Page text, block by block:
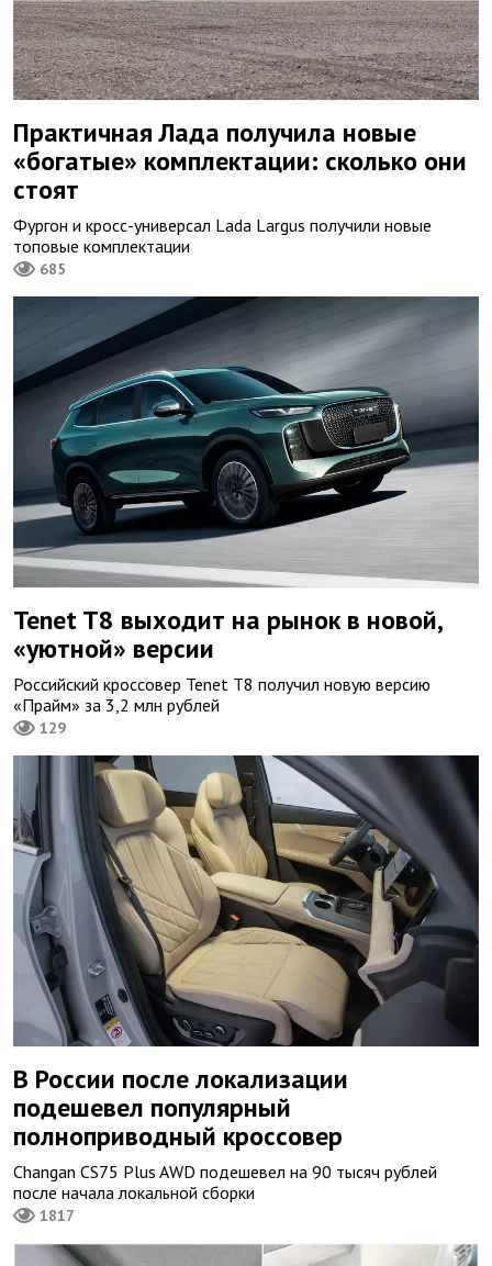
Практичная Лада получила новые
«богатые» комплектации: сколько они
стоят
Фургон и кросс-универсал Lada Largus получили новые
топовые комплектации
685
Tenet T8 выходит на рынок в новой,
«уютной» версии
Российский кроссовер Tenet T8 получил новую версию
«Прайм» за 3,2 млн рублей
129
В России после локализации
подешевел популярный
полноприводный кроссовер
Changan CS75 Plus AWD подешевел на 90 тысяч рублей
после начала локальной сборки
1817